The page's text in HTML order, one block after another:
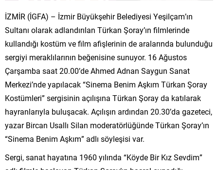
İZMİR (İGFA) – İzmir Büyükşehir Belediyesi Yeşilçam’ın
Sultanı olarak adlandırılan Türkan Şoray’ın filmlerinde
kullandığı kostüm ve film afişlerinin de aralarında bulunduğu
sergiyi meraklılarının beğenisine sunuyor. 16 Ağustos
Çarşamba saat 20.00’de Ahmed Adnan Saygun Sanat
Merkezi’nde yapılacak “Sinema Benim Aşkım Türkan Şoray
Kostümleri” sergisinin açılışına Türkan Şoray da katılarak
hayranlarıyla buluşacak. Açılışın ardından 20.30’da gazeteci,
yazar Bircan Usallı Silan moderatörlüğünde Türkan Şoray’ın
“Sinema Benim Aşkım” adlı söyleşisi var.
Sergi, sanat hayatına 1960 yılında “Köyde Bir Kız Sevdim”